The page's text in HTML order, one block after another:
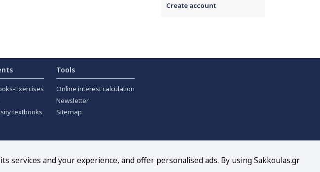
Create account
Exercises
textbooks
Tools
Online interest calculation
Newsletter
Sitemap
services and your experience, and offer personalised ads. By using Sakkoulas.gr